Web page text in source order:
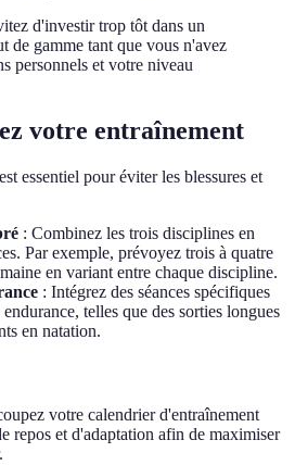
d'investir trop tôt dans un
de gamme tant que vous n'avez
personnels et votre niveau
votre entraînement
essentiel pour éviter les blessures et
: Combinez les trois disciplines en
Par exemple, prévoyez trois à quatre
en variant entre chaque discipline.
: Intégrez des séances spécifiques
telles que des sorties longues
en natation.
votre calendrier d'entraînement
repos et d'adaptation afin de maximiser